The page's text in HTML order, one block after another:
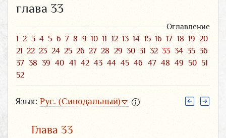
глава 33
Оглавление
1 2 3 4 5 6 7 8 9 10 11 12 13 14 15 16 17 18 19 20
21 22 23 24 25 26 27 28 29 30 31 32 33 34 35 36
37 38 39 40 41 42 43 44 45 46 47 48 49 50 51
52
Язык: Рус. (Синодальный)
Глава 33